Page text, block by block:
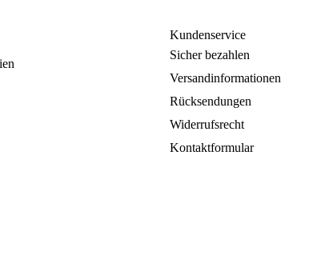
Kundenservice
Sicher bezahlen
Versandinformationen
Rücksendungen
Widerrufsrecht
Kontaktformular